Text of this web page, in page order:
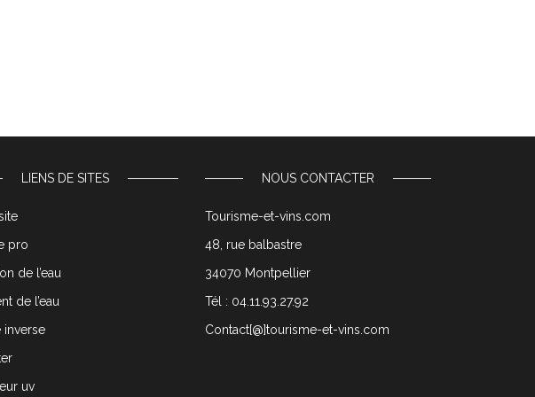
LIENS DE SITES
pro
de l’eau
de l’eau
inverse
uv
NOUS CONTACTER
Tourisme-et-vins.com
48, rue balbastre
34070 Montpellier
Tél : 04.11.93.27.92
Contact[@]tourisme-et-vins.com